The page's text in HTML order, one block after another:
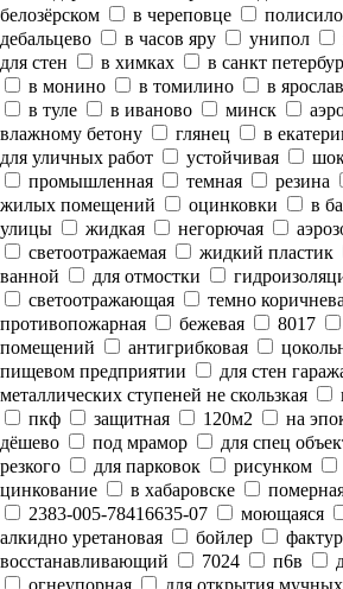
белозёрском
в череповце
дебальцево
в часов яру унипол
для стен
в химках в санкт
в монино
в томилино в
в туле
в иваново минск
влажному бетону
глянец в
для уличных работ
устойчивая
промышленная
темная резина
жилых помещений
оцинковки в
улицы
жидкая негорючая
светоотражаемая
жидкий пластик
ванной
для отмостки
светоотражающая
темно
противопожарная
бежевая 8017
помещений
антигрибковая
пищевом предприятии
для стен
металлических ступеней не скользкая
пкф
защитная 120м2
на
дёшево
под мрамор для спец
резкого
для парковок рисунком
цинкование
в хабаровске
2383-005-78416635-07
моющаяся
алкидно уретановая
бойлер
восстанавливающий
7024 п6в
огнеупорная
для открытия